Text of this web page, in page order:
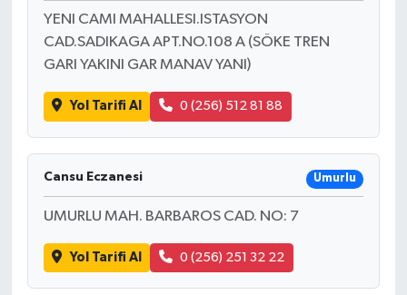
YENI CAMI MAHALLESI.ISTASYON
CAD.SADIKAGA APT.NO.108 A (SÖKE TREN
GARI YAKINI GAR MANAV YANI)
Yol Tarifi Al 0 (256) 512 81 88
Cansu Eczanesi Umurlu
UMURLU MAH. BARBAROS CAD. NO: 7
Yol Tarifi Al 0 (256) 251 32 22